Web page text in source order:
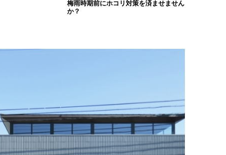
梅雨時期前にホコリ対策を済ませません
か？